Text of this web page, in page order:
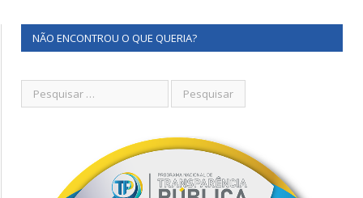
NÃO ENCONTROU O QUE QUERIA?